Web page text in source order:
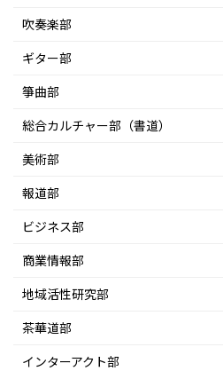
吹奏楽部
ギター部
箏曲部
総合カルチャー部（書道）
美術部
報道部
ビジネス部
商業情報部
地域活性研究部
茶華道部
インターアクト部